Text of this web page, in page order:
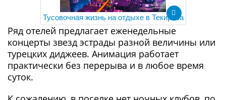
Тусовочная жизнь на отдыхе в Текирова
Ряд отелей предлагает еженедельные
концерты звезд эстрады разной величины или
турецких диджеев. Анимация работает
практически без перерыва и в любое время
суток.